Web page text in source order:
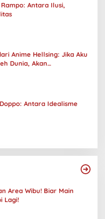
Antara Ilusi,
Anime Hellsing: Jika Aku
Dunia, Akan
Antara Idealisme
Area Wibu! Biar Main
Lagi!